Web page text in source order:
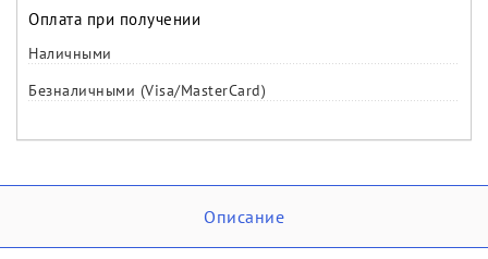
Оплата при получении
Наличными
Безналичными (Visa/MasterCard)
Описание